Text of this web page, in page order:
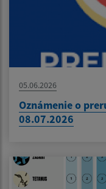
05.06.2026
Oznámenie o
08.07.2026